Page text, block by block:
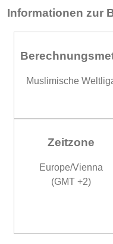
Informationen zur
Muslimische
Zeitzone
Europe/Vienna
(GMT +2)